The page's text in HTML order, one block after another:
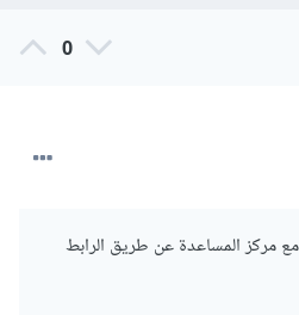
0
مركز المساعدة عن طريق الرابط